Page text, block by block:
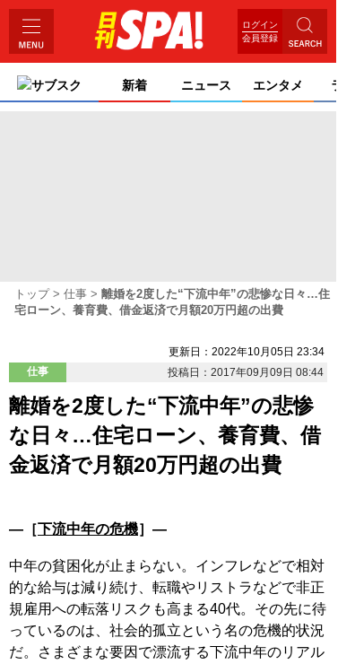
ログイン
会員登録
サブスク 新着 ニュース エンタメ ライ
トップ 仕事
離婚を2度した“下流中年”の悲惨な日々…住
宅ローン、養育費、借金返済で月額20万円超の出費
更新日：2022年10月05日 23:34
仕事
投稿日：2017年09月09日 08:44
離婚を2度した“下流中年”の悲惨
な日々…住宅ローン、養育費、借
金返済で月額20万円超の出費
―［下流中年の危機］―
中年の貧困化が止まらない。インフレなどで相対
的な給与は減り続け、転職やリストラなどで非正
規雇用への転落リスクも高まる40代。その先に待
っているのは、社会的孤立という名の危機的状況
だ。さまざまな要因で漂流する下流中年のリアル